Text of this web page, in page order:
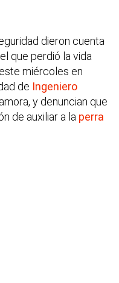
dieron cuenta
que perdió la vida
miércoles en
de Ingeniero
y denuncian que
de auxiliar a la perra